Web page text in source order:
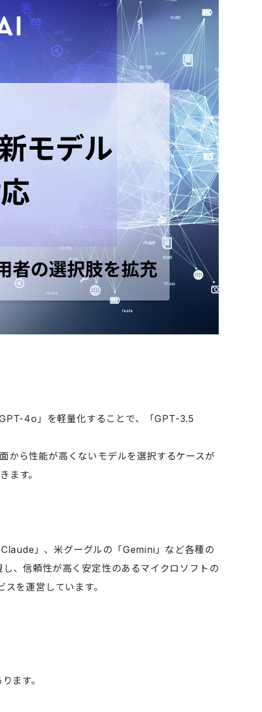
4o」を軽量化することで、「GPT-3.5
ら性能が高くないモデルを選択するケースが
ます。
」、米グーグルの「Gemini」など各種の
し、信頼性が高く安定性のあるマイクロソフトの
を運営しています。
ます。